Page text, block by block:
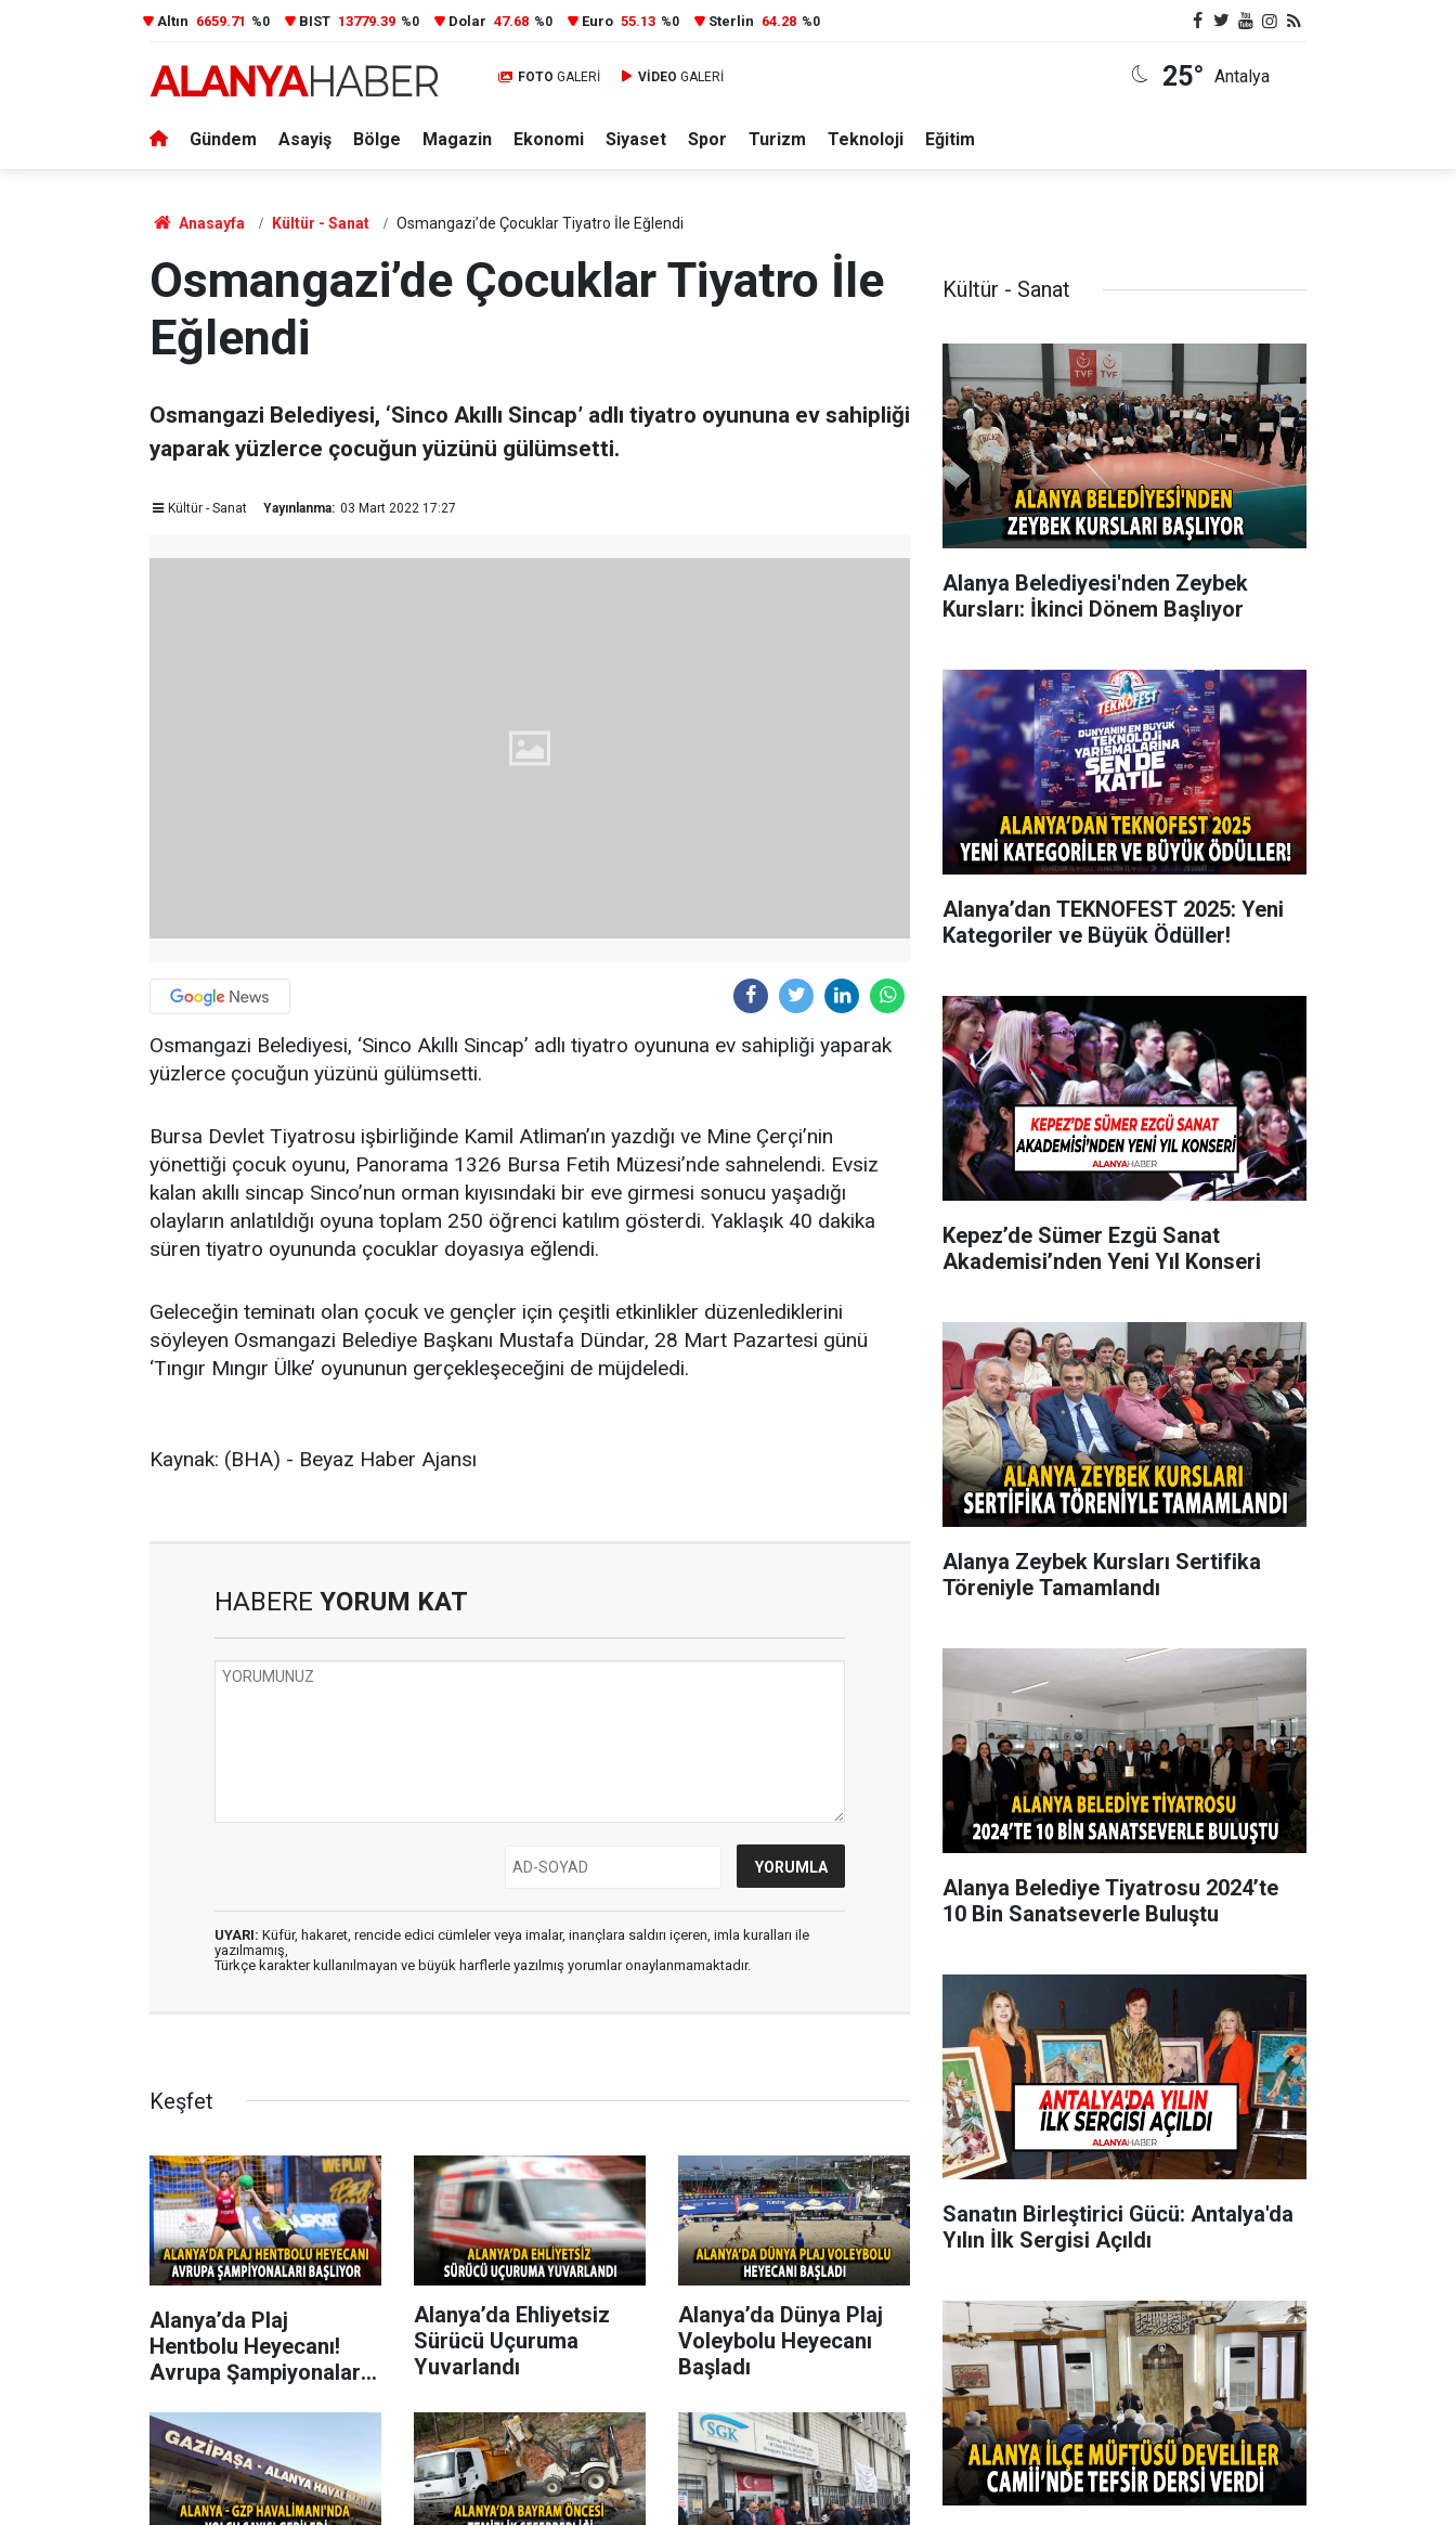
Altın 6659.71 %0 BIST 13779.39 %0 Dolar 47.68 %0 Euro 55.13 %0 Sterlin 64.28 %0
FOTO GALERİ VİDEO GALERİ 25° Antalya
Gündem Asayiş Bölge Magazin Ekonomi Siyaset Spor Turizm Teknoloji Eğitim
Anasayfa Kültür - Sanat Osmangazi’de Çocuklar Tiyatro İle Eğlendi
Osmangazi’de Çocuklar Tiyatro İle
Eğlendi
Osmangazi Belediyesi, ‘Sinco Akıllı Sincap’ adlı tiyatro oyununa ev sahipliği
yaparak yüzlerce çocuğun yüzünü gülümsetti.
Kültür - Sanat Yayınlanma: 03 Mart 2022 17:27
Osmangazi Belediyesi, ‘Sinco Akıllı Sincap’ adlı tiyatro oyununa ev sahipliği yaparak
yüzlerce çocuğun yüzünü gülümsetti.
Bursa Devlet Tiyatrosu işbirliğinde Kamil Atliman’ın yazdığı ve Mine Çerçi’nin
yönettiği çocuk oyunu, Panorama 1326 Bursa Fetih Müzesi’nde sahnelendi. Evsiz
kalan akıllı sincap Sinco’nun orman kıyısındaki bir eve girmesi sonucu yaşadığı
olayların anlatıldığı oyuna toplam 250 öğrenci katılım gösterdi. Yaklaşık 40 dakika
süren tiyatro oyununda çocuklar doyasıya eğlendi.
Geleceğin teminatı olan çocuk ve gençler için çeşitli etkinlikler düzenlediklerini
söyleyen Osmangazi Belediye Başkanı Mustafa Dündar, 28 Mart Pazartesi günü
‘Tıngır Mıngır Ülke’ oyununun gerçekleşeceğini de müjdeledi.
Kaynak: (BHA) - Beyaz Haber Ajansı
HABERE YORUM KAT
UYARI: Küfür, hakaret, rencide edici cümleler veya imalar, inançlara saldırı içeren, imla kuralları ile
yazılmamış,
Türkçe karakter kullanılmayan ve büyük harflerle yazılmış yorumlar onaylanmamaktadır.
Keşfet
Alanya’da Plaj
Hentbolu Heyecanı!
Avrupa Şampiyonaları
Alanya’da Ehliyetsiz
Sürücü Uçuruma
Yuvarlandı
Alanya’da Dünya Plaj
Voleybolu Heyecanı
Başladı
Kültür - Sanat
Alanya Belediyesi'nden Zeybek
Kursları: İkinci Dönem Başlıyor
Alanya’dan TEKNOFEST 2025: Yeni
Kategoriler ve Büyük Ödüller!
Kepez’de Sümer Ezgü Sanat
Akademisi’nden Yeni Yıl Konseri
Alanya Zeybek Kursları Sertifika
Töreniyle Tamamlandı
Alanya Belediye Tiyatrosu 2024’te
10 Bin Sanatseverle Buluştu
Sanatın Birleştirici Gücü: Antalya'da
Yılın İlk Sergisi Açıldı